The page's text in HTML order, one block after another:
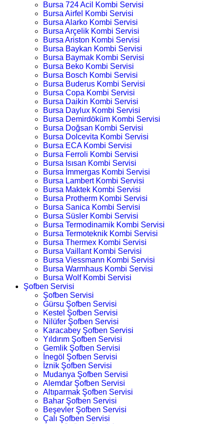
Bursa 724 Acil Kombi Servisi
Bursa Airfel Kombi Servisi
Bursa Alarko Kombi Servisi
Bursa Arçelik Kombi Servisi
Bursa Ariston Kombi Servisi
Bursa Baykan Kombi Servisi
Bursa Baymak Kombi Servisi
Bursa Beko Kombi Servisi
Bursa Bosch Kombi Servisi
Bursa Buderus Kombi Servisi
Bursa Copa Kombi Servisi
Bursa Daikin Kombi Servisi
Bursa Daylux Kombi Servisi
Bursa Demirdöküm Kombi Servisi
Bursa Doğsan Kombi Servisi
Bursa Dolcevita Kombi Servisi
Bursa ECA Kombi Servisi
Bursa Ferroli Kombi Servisi
Bursa Isısan Kombi Servisi
Bursa İmmergas Kombi Servisi
Bursa Lambert Kombi Servisi
Bursa Maktek Kombi Servisi
Bursa Protherm Kombi Servisi
Bursa Sanica Kombi Servisi
Bursa Süsler Kombi Servisi
Bursa Termodinamik Kombi Servisi
Bursa Termoteknik Kombi Servisi
Bursa Thermex Kombi Servisi
Bursa Vaillant Kombi Servisi
Bursa Viessmann Kombi Servisi
Bursa Warmhaus Kombi Servisi
Bursa Wolf Kombi Servisi
Şofben Servisi
Şofben Servisi
Gürsu Şofben Servisi
Kestel Şofben Servisi
Nilüfer Şofben Servisi
Karacabey Şofben Servisi
Yıldırım Şofben Servisi
Gemlik Şofben Servisi
İnegöl Şofben Servisi
İznik Şofben Servisi
Mudanya Şofben Servisi
Alemdar Şofben Servisi
Altıparmak Şofben Servisi
Bahar Şofben Servisi
Beşevler Şofben Servisi
Çalı Şofben Servisi